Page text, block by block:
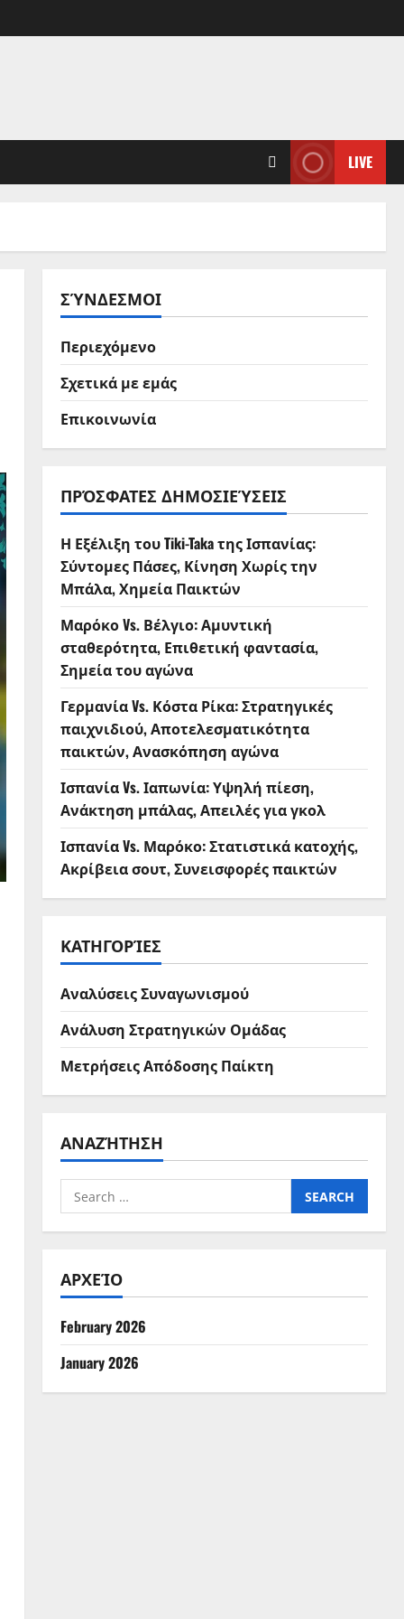
LIVE
ΣΎΝΔΕΣΜΟΙ
Περιεχόμενο
Σχετικά με εμάς
Επικοινωνία
ΠΡΌΣΦΑΤΕΣ ΔΗΜΟΣΙΕΎΣΕΙΣ
Η Εξέλιξη του Tiki-Taka της Ισπανίας:
Σύντομες Πάσες, Κίνηση Χωρίς την
Μπάλα, Χημεία Παικτών
Μαρόκο Vs. Βέλγιο: Αμυντική
σταθερότητα, Επιθετική φαντασία,
Σημεία του αγώνα
Γερμανία Vs. Κόστα Ρίκα: Στρατηγικές
παιχνιδιού, Αποτελεσματικότητα
παικτών, Ανασκόπηση αγώνα
Ισπανία Vs. Ιαπωνία: Υψηλή πίεση,
Ανάκτηση μπάλας, Απειλές για γκολ
Ισπανία Vs. Μαρόκο: Στατιστικά κατοχής,
Ακρίβεια σουτ, Συνεισφορές παικτών
ΚΑΤΗΓΟΡΊΕΣ
Αναλύσεις Συναγωνισμού
Ανάλυση Στρατηγικών Ομάδας
Μετρήσεις Απόδοσης Παίκτη
ΑΝΑΖΉΤΗΣΗ
Search
for:
ΑΡΧΕΊΟ
February 2026
January 2026